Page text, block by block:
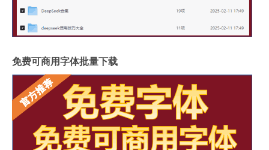
免费可商用字体批量下载